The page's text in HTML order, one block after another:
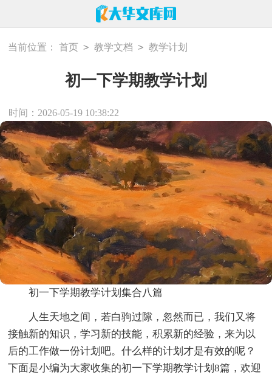
当前位置： 首页 > 教学文档 > 教学计划
初一下学期教学计划
时间：2026-05-19 10:38:22
初一下学期教学计划集合八篇
人生天地之间，若白驹过隙，忽然而已，我们又将
接触新的知识，学习新的技能，积累新的经验，来为以
后的工作做一份计划吧。什么样的计划才是有效的呢？
下面是小编为大家收集的初一下学期教学计划8篇，欢迎